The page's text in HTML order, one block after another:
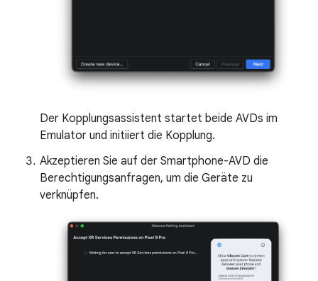
Der Kopplungsassistent startet beide AVDs im
Emulator und initiiert die Kopplung.
Akzeptieren Sie auf der Smartphone-AVD die
Berechtigungsanfragen, um die Geräte zu
verknüpfen.